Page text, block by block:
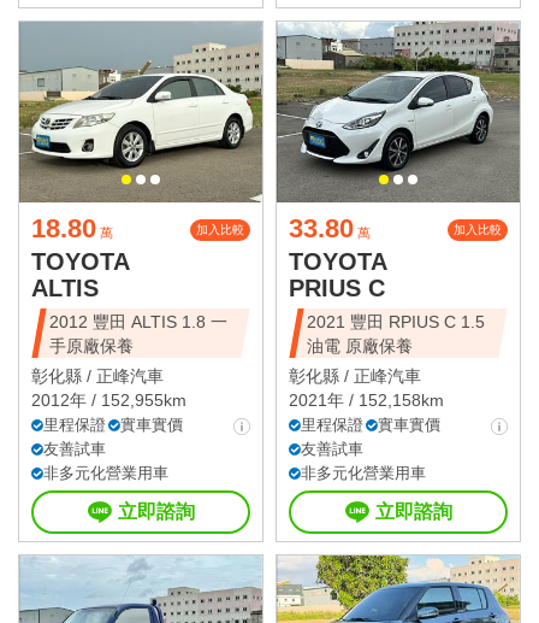
18.80 萬 加入比較
TOYOTA
ALTIS
2012 豐田 ALTIS 1.8 一
手原廠保養
彰化縣 / 正峰汽車
2012年 / 152,955km
里程保證
實車實價
友善試車
非多元化營業用車
立即諮詢
33.80 萬 加入比較
TOYOTA
PRIUS C
2021 豐田 RPIUS C 1.5
油電 原廠保養
彰化縣 / 正峰汽車
2021年 / 152,158km
里程保證
實車實價
友善試車
非多元化營業用車
立即諮詢